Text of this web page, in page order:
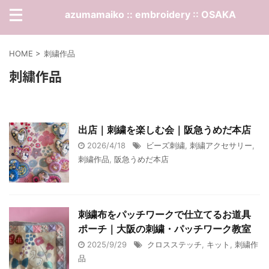
azumamaiko :: embroidery :: OSAKA
HOME > 刺繍作品
刺繍作品
出店｜刺繍を楽しむ会｜阪急うめだ本店
2026/4/18 ビーズ刺繍 刺繍アクセサリー
刺繍作品 阪急うめだ本店
刺繍布をパッチワークで仕立てるお道具
ポーチ｜大阪の刺繍・パッチワーク教室
2025/9/29 クロスステッチ キット
刺繍作
品